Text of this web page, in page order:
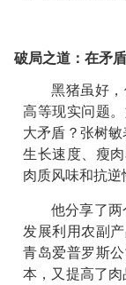
破局之道：在矛
黑猪虽好
高等现实问题
大矛盾？张树敏
生长速度、瘦
肉质风味和抗逆
他分享了两
发展利用农副
青岛爱普罗斯
本，又提高了